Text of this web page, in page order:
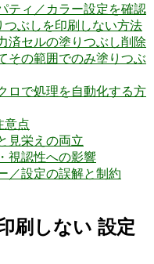
ティ／カラー設定を確認
ぶしを印刷しない方法
済セルの塗りつぶし削除
その範囲でのみ塗りつぶ
ロで処理を自動化する方
意点
見栄えの両立
視認性への影響
／設定の誤解と制約
刷しない 設定